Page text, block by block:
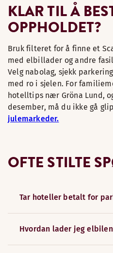
KLAR TIL Å
OPPHOLDET?
Bruk filteret for å finne et
med elbillader og andre
Velg nabolag, sjekk
med ro i sjelen. For
hotelltips nær Gröna Lund,
desember, må du ikke gå
julemarkeder.
OFTE STILTE
Tar hoteller betalt for
Hvordan lader jeg